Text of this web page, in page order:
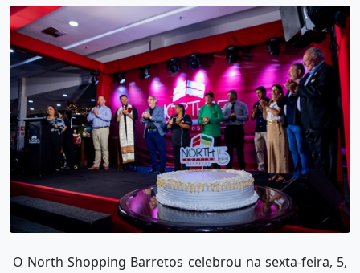
O North Shopping Barretos celebrou na sexta-feira, 5,